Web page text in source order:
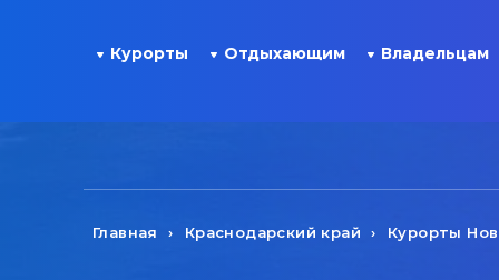
Курорты Отдыхающим Владельцам
Главная Краснодарский край Курорты